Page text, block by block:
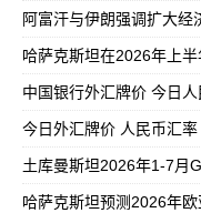
阿富汗与伊朗强调扩大经
哈萨克斯坦在2026年上
中国银行外汇牌价 今日
今日外汇牌价 人民币汇
土库曼斯坦2026年1-7月
哈萨克斯坦预测2026年